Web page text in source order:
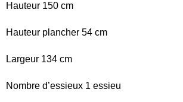
Hauteur 150 cm
Hauteur plancher 54 cm
Largeur 134 cm
Nombre d’essieux 1 essieu